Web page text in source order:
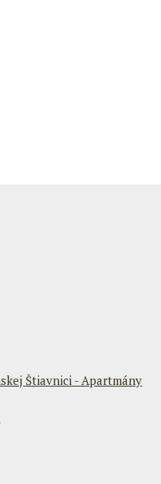
Štiavnici - Apartmány